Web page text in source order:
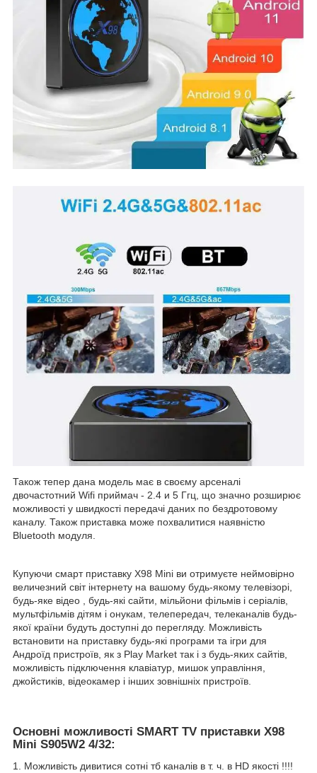
Також тепер дана модель має в своєму арсеналі
двочастотний Wifi приймач - 2.4 и 5 Ггц, що значно розширює
можливості у швидкості передачі даних по бездротовому
каналу. Також приставка може похвалитися наявністю
Bluetooth модуля.
Купуючи смарт приставку X98 Mini ви отримуєте неймовірно
величезний світ інтернету на вашому будь-якому телевізорі,
будь-яке відео , будь-які сайти, мільйони фільмів і серіалів,
мультфільмів дітям і онукам, телепередач, телеканалів будь-
якої країни будуть доступні до перегляду. Можливість
встановити на приставку будь-які програми та ігри для
Андроїд пристроїв, як з Play Market так і з будь-яких сайтів,
можливість підключення клавіатур, мишок управління,
джойстиків, відеокамер і інших зовнішніх пристроїв.
Основні можливості SMART TV приставки X98
Mini S905W2 4/32:
1. Можливість дивитися сотні тб каналів в т. ч. в HD якості !!!!